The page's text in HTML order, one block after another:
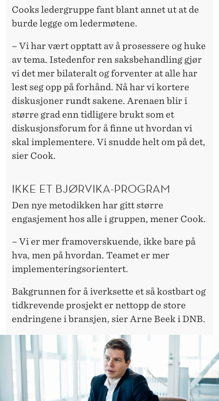
Cooks ledergruppe fant blant annet ut at de
burde legge om ledermøtene.
– Vi har vært opptatt av å prosessere og huke
av tema. Istedenfor ren saksbehandling gjør
vi det mer bilateralt og forventer at alle har
lest seg opp på forhånd. Nå har vi kortere
diskusjoner rundt sakene. Arenaen blir i
større grad enn tidligere brukt som et
diskusjonsforum for å finne ut hvordan vi
skal implementere. Vi snudde helt om på det,
sier Cook.
IKKE ET BJØRVIKA-PROGRAM
Den nye metodikken har gitt større
engasjement hos alle i gruppen, mener Cook.
– Vi er mer framoverskuende, ikke bare på
hva, men på hvordan. Teamet er mer
implementeringsorientert.
Bakgrunnen for å iverksette et så kostbart og
tidkrevende prosjekt er nettopp de store
endringene i bransjen, sier Arne Beek i DNB.